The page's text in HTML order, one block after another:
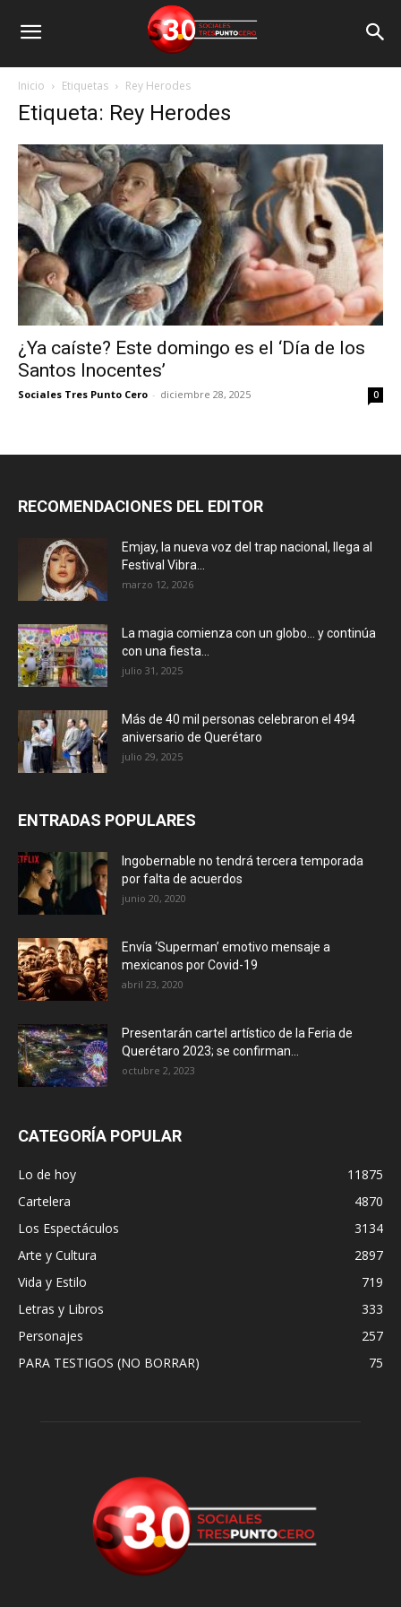
Inicio Etiquetas Rey Herodes
Etiqueta: Rey Herodes
¿Ya caíste? Este domingo es el ‘Día de los
Santos Inocentes’
Sociales Tres Punto Cero - diciembre 28, 2025 0
RECOMENDACIONES DEL EDITOR
Emjay, la nueva voz del trap nacional, llega al
Festival Vibra...
marzo 12, 2026
La magia comienza con un globo… y continúa
con una fiesta...
julio 31, 2025
Más de 40 mil personas celebraron el 494
aniversario de Querétaro
julio 29, 2025
ENTRADAS POPULARES
Ingobernable no tendrá tercera temporada
por falta de acuerdos
junio 20, 2020
Envía ‘Superman’ emotivo mensaje a
mexicanos por Covid-19
abril 23, 2020
Presentarán cartel artístico de la Feria de
Querétaro 2023; se confirman...
octubre 2, 2023
CATEGORÍA POPULAR
Lo de hoy
11875
Cartelera
4870
Los Espectáculos
3134
Arte y Cultura
2897
Vida y Estilo
719
Letras y Libros
333
Personajes
257
PARA TESTIGOS (NO BORRAR)
75